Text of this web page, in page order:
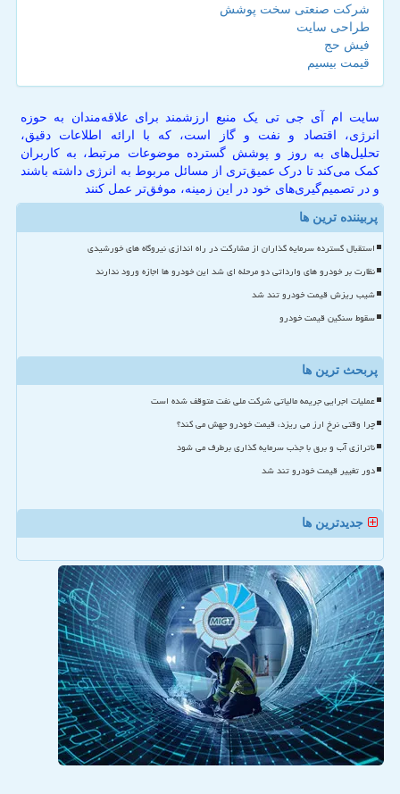
شرکت صنعتی سخت پوشش
طراحی سایت
فیش حج
قیمت بیسیم
سایت ام آی جی تی یک منبع ارزشمند برای علاقه‌مندان به حوزه
انرژی، اقتصاد و نفت و گاز است، که با ارائه اطلاعات دقیق،
تحلیل‌های به روز و پوشش گسترده موضوعات مرتبط، به کاربران
کمک می‌کند تا درک عمیق‌تری از مسائل مربوط به انرژی داشته باشند
و در تصمیم‌گیری‌های خود در این زمینه، موفق‌تر عمل کنند
پربیننده ترین ها
استقبال گسترده سرمایه گذاران از مشارکت در راه اندازی نیروگاه های خورشیدی
نظارت بر خودرو های وارداتی دو مرحله ای شد این خودرو ها اجازه ورود ندارند
شیب ریزش قیمت خودرو تند شد
سقوط سنگین قیمت خودرو
پربحث ترین ها
عملیات اجرایی جریمه مالیاتی شرکت ملی نفت متوقف شده است
چرا وقتی نرخ ارز می ریزد، قیمت خودرو جهش می کند؟
ناترازی آب و برق با جذب سرمایه گذاری برطرف می شود
دور تغییر قیمت خودرو تند شد
جدیدترین ها